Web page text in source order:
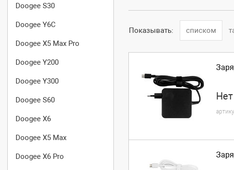
Doogee S30
Doogee Y6C
Doogee X5 Max Pro
Doogee Y200
Doogee Y300
Doogee S60
Doogee X6
Doogee X5 Max
Doogee X6 Pro
Показывать: списком
Нет